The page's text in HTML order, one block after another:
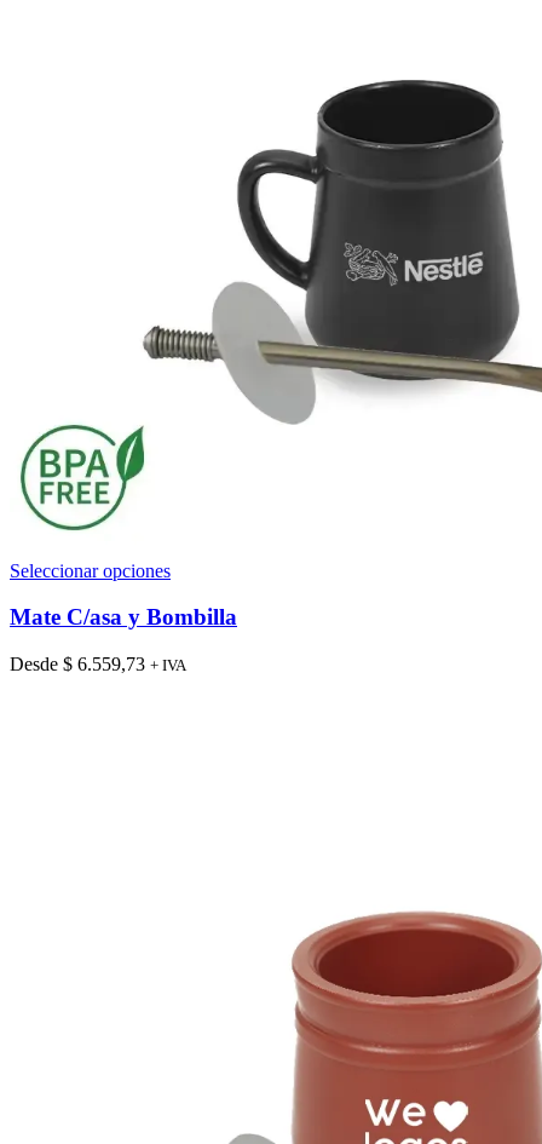
Seleccionar opcionesEste
tiene
variantes.
Mate C/asa y Bombilla
Desde $ 6.559,73 + IVA